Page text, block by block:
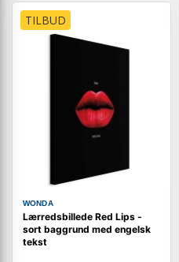
TILBUD
WONDA
Lærredsbillede Red Lips -
sort baggrund med engelsk
tekst